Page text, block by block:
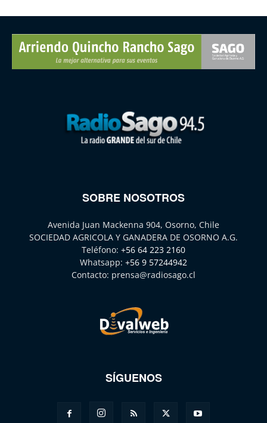
SOBRE NOSOTROS
Avenida Juan Mackenna 904, Osorno, Chile
SOCIEDAD AGRICOLA Y GANADERA DE OSORNO A.G.
Teléfono: +56 64 223 2160
Whatsapp: +56 9 57244942
Contacto: prensa@radiosago.cl
SÍGUENOS